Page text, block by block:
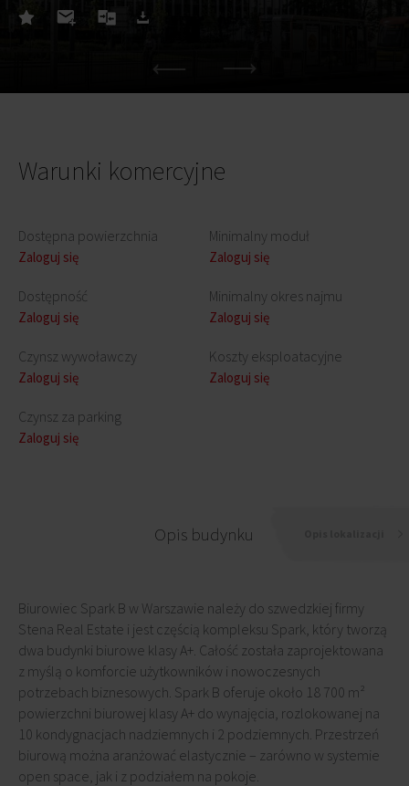
Warunki komercyjne
Dostępna powierzchnia
Zaloguj się
Dostępność
Zaloguj się
Czynsz wywoławczy
Zaloguj się
Czynsz za parking
Zaloguj się
Minimalny moduł
Zaloguj się
Minimalny okres najmu
Zaloguj się
Koszty eksploatacyjne
Zaloguj się
Opis budynku
Biurowiec Spark B w Warszawie należy do szwedzkiej firmy
Stena Real Estate i jest częścią kompleksu Spark, który tworzą
dwa budynki biurowe klasy A+. Całość została zaprojektowana
z myślą o komforcie użytkowników i nowoczesnych
potrzebach biznesowych. Spark B oferuje około 18 700 m²
powierzchni biurowej klasy A+ do wynajęcia, rozlokowanej na
10 kondygnacjach nadziemnych i 2 podziemnych. Przestrzeń
biurową można aranżować elastycznie – zarówno w systemie
open space, jak i z podziałem na pokoje.